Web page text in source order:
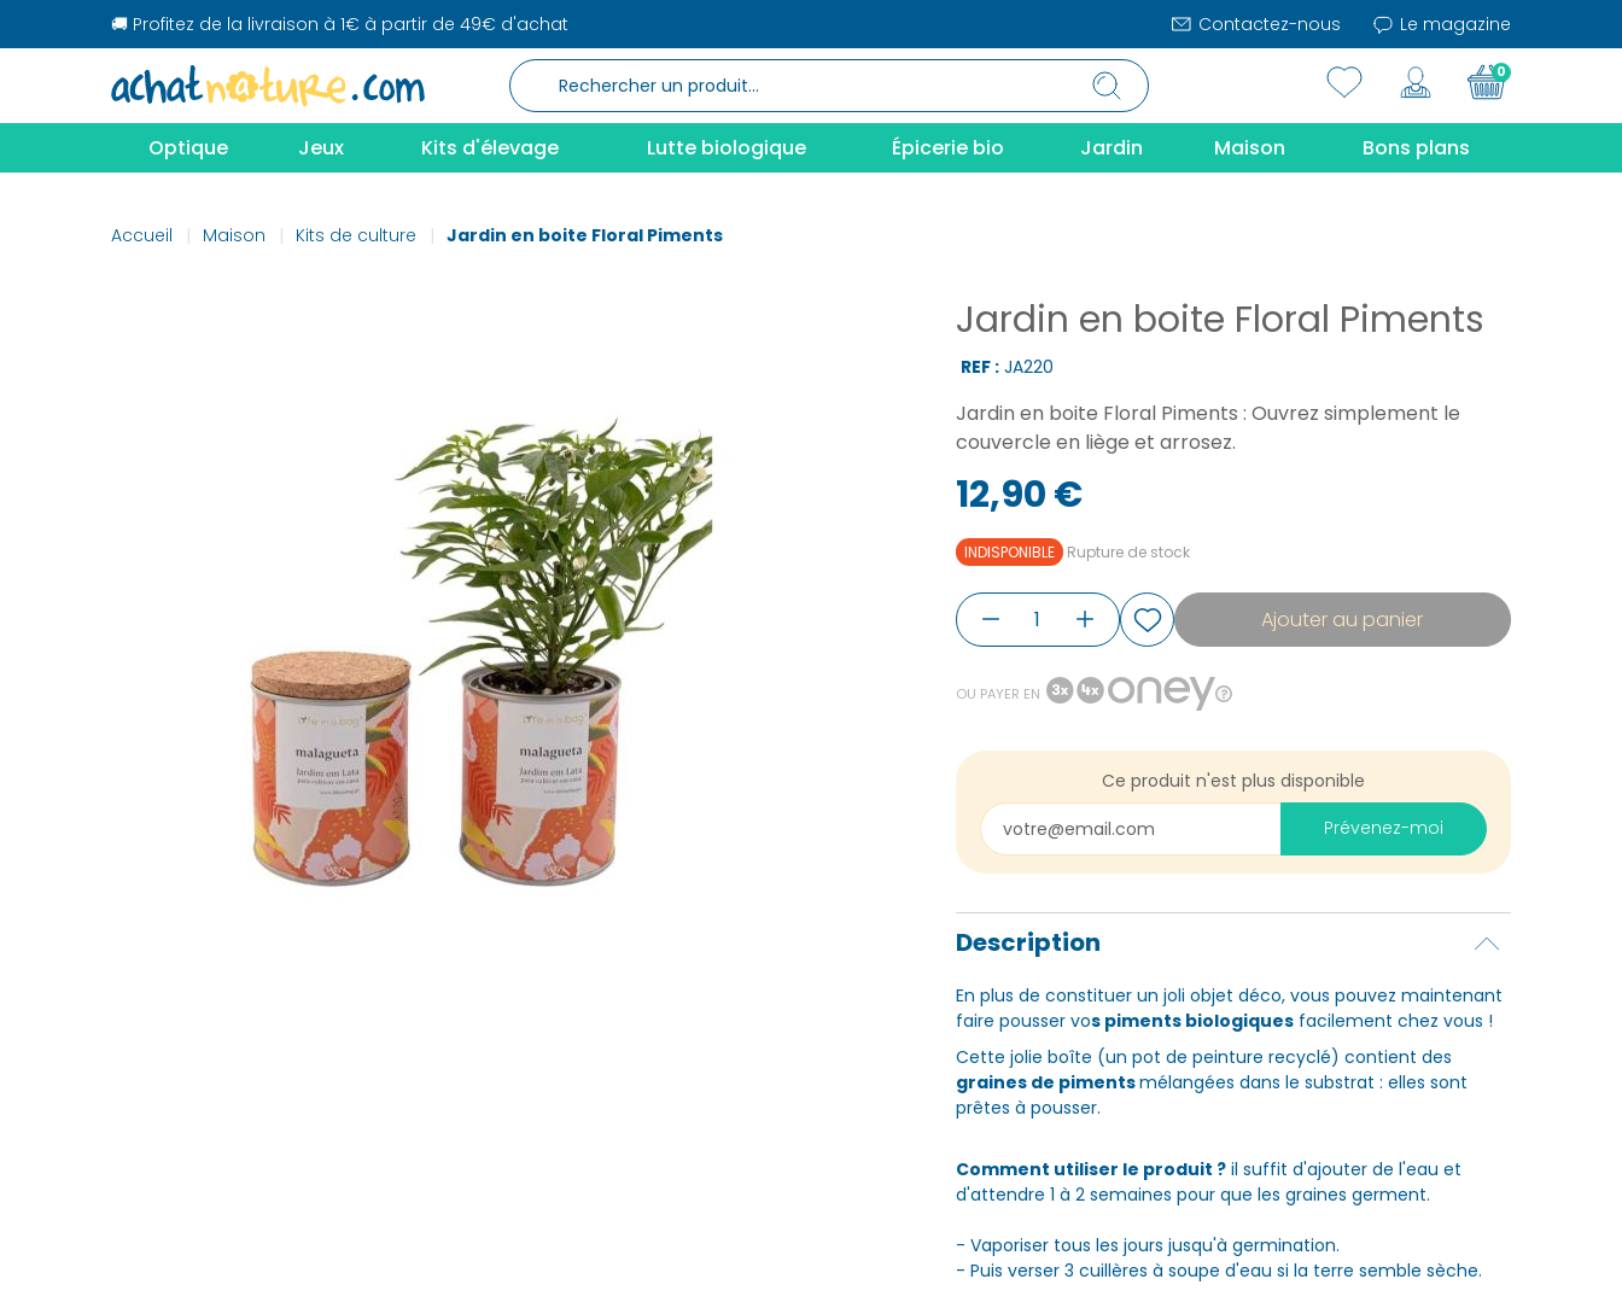
🚚 Profitez de la livraison à 1€ à partir de 49€ d'achat Contactez-nous Le magazine
0
Optique Jeux Kits d'élevage Lutte biologique Épicerie bio Jardin Maison Bons plans
Accueil Maison Kits de culture Jardin en boite Floral Piments
Jardin en boite Floral Piments
REF : JA220
Jardin en boite Floral Piments : Ouvrez simplement le
couvercle en liège et arrosez.
12,90 €
INDISPONIBLE Rupture de stock
Ajouter au panier
OU PAYER EN
Ce produit n'est plus disponible
Prévenez-moi
Description
En plus de constituer un joli objet déco, vous pouvez maintenant
faire pousser vos piments biologiquesfacilement chez vous !
Cette jolie boîte (un pot de peinture recyclé) contient des
graines de pimentsmélangées dans le substrat : elles sont
prêtes à pousser.
Comment utiliser le produit ?il suffit d'ajouter de l'eau et
d'attendre 1 à 2 semaines pour que les graines germent.
- Vaporiser tous les jours jusqu'à germination.
- Puis verser 3 cuillères à soupe d'eau si la terre semble sèche.